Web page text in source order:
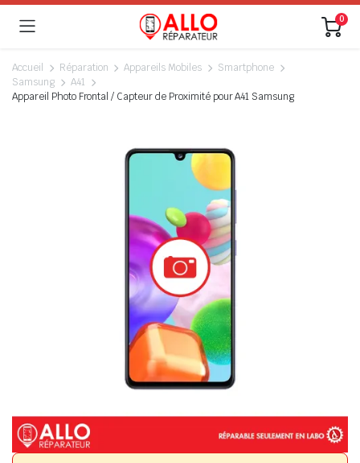
0
Accueil Réparation Appareils Mobiles
Smartphone
Samsung
A41
Appareil Photo Frontal / Capteur de Proximité pour A41 Samsung